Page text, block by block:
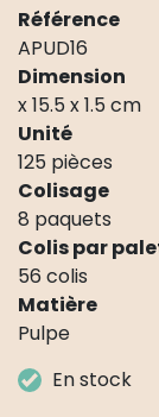
Référence
APUD16
Dimension
x 15.5 x 1.5 cm
Unité
125 pièces
Colisage
8 paquets
Colis par
56 colis
Matière
Pulpe
En stock